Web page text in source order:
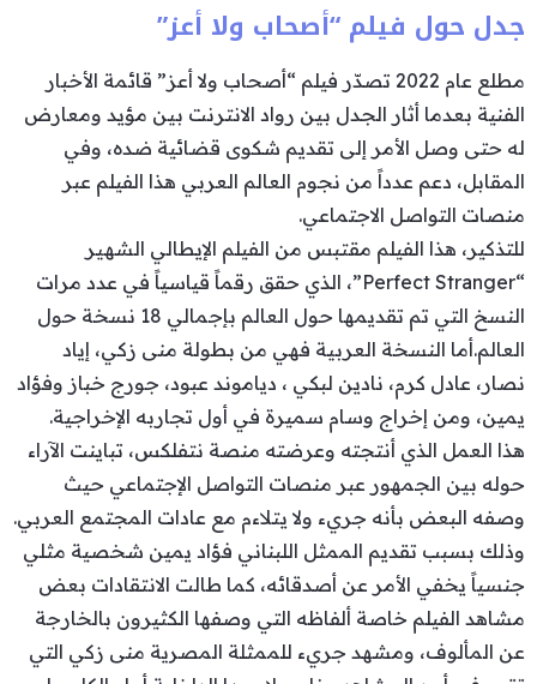
جدل حول فيلم “أصحاب ولا أعز”
مطلع عام 2022 تصدّر فيلم “أصحاب ولا أعز” قائمة الأخبار
الفنية بعدما أثار الجدل بين رواد الانترنت بين مؤيد ومعارض
له حتى وصل الأمر إلى تقديم شكوى قضائية ضده، وفي
المقابل، دعم عدداً من نجوم العالم العربي هذا الفيلم عبر
منصات التواصل الاجتماعي.
للتذكير، هذا الفيلم مقتبس من الفيلم الإيطالي الشهير
“Perfect Stranger”، الذي حقق رقماً قياسياً في عدد مرات
النسخ التي تم تقديمها حول العالم بإجمالي 18 نسخة حول
العالم.أما النسخة العربية فهي من بطولة منى زكي، إياد
نصار، عادل كرم، نادين لبكي ، دياموند عبود، جورج خباز وفؤاد
يمين، ومن إخراج وسام سميرة في أول تجاربه الإخراجية.
هذا العمل الذي أنتجته وعرضته منصة نتفلكس، تباينت الآراء
حوله بين الجمهور عبر منصات التواصل الإجتماعي حيث
وصفه البعض بأنه جريء ولا يتلاءم مع عادات المجتمع العربي.
وذلك بسبب تقديم الممثل اللبناني فؤاد يمين شخصية مثلي
جنسياً يخفي الأمر عن أصدقائه، كما طالت الانتقادات بعض
مشاهد الفيلم خاصة ألفاظه التي وصفها الكثيرون بالخارجة
عن المألوف، ومشهد جريء للممثلة المصرية منى زكي التي